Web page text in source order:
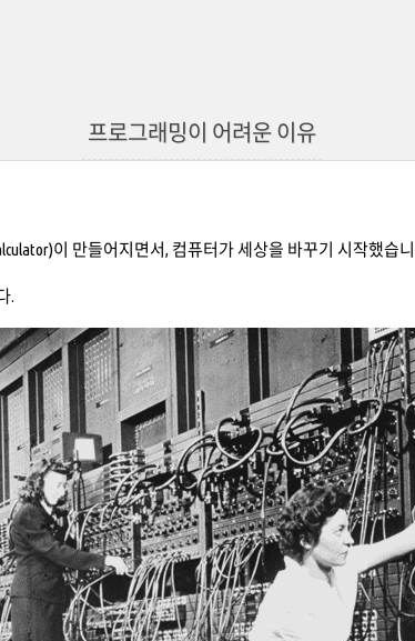
프로그래밍이 어려운 이유
이 만들어지면서, 컴퓨터가 세상을 바꾸기 시작했습
.